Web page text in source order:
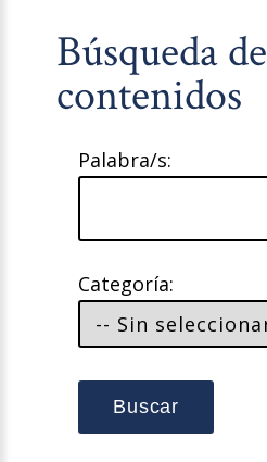
Búsqueda de
contenidos
Palabra/s:
Categoría:
Buscar